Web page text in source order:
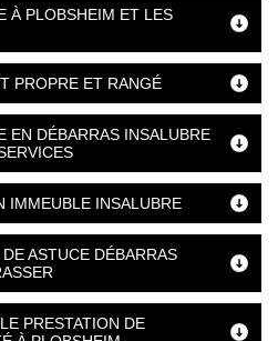
À PLOBSHEIM ET LES
PROPRE ET RANGÉ
EN DÉBARRAS INSALUBRE
IMMEUBLE INSALUBRE
ASTUCE DÉBARRAS
PRESTATION DE